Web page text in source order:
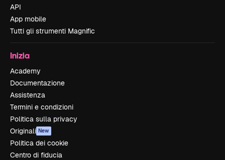
API
App mobile
Tutti gli strumenti Magnific
Inizia
Academy
Documentazione
Assistenza
Termini e condizioni
Politica sulla privacy
Originali New
Politica dei cookie
Centro di fiducia